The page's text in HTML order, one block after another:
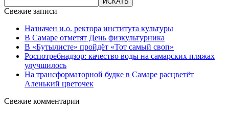
Свежие записи
Назначен и.о. ректора института культуры
В Самаре отметят День физкультурника
В «Бутылисте» пройдёт «Тот самый своп»
Роспотребнадзор: качество воды на самарских пляжах
улучшилось
На трансформаторной будке в Самаре расцветёт
Аленький цветочек
Свежие комментарии